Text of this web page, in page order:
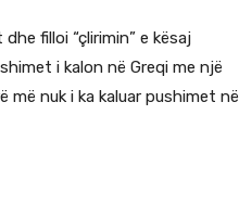
filloi “çlirimin” e kësaj
i kalon në Greqi me një
më nuk i ka kaluar pushimet në